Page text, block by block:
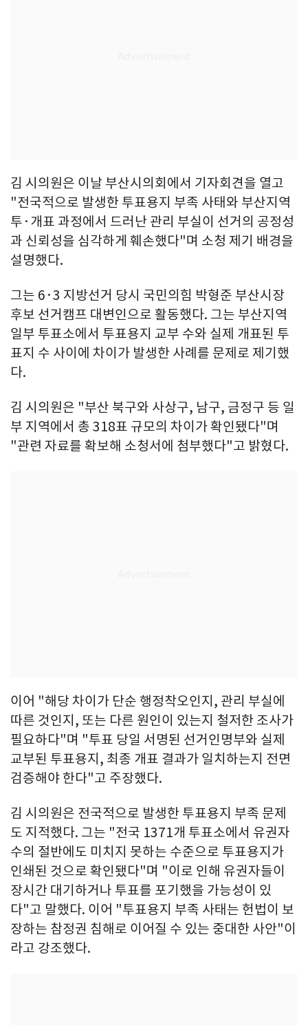
김 시의원은 이날 부산시의회에서 기자회견을 열고
"전국적으로 발생한 투표용지 부족 사태와 부산지역
투·개표 과정에서 드러난 관리 부실이 선거의 공정성
과 신뢰성을 심각하게 훼손했다"며 소청 제기 배경을
설명했다.
그는 6·3 지방선거 당시 국민의힘 박형준 부산시장
후보 선거캠프 대변인으로 활동했다. 그는 부산지역
일부 투표소에서 투표용지 교부 수와 실제 개표된 투
표지 수 사이에 차이가 발생한 사례를 문제로 제기했
다.
김 시의원은 "부산 북구와 사상구, 남구, 금정구 등 일
부 지역에서 총 318표 규모의 차이가 확인됐다"며
"관련 자료를 확보해 소청서에 첨부했다"고 밝혔다.
이어 "해당 차이가 단순 행정착오인지, 관리 부실에
따른 것인지, 또는 다른 원인이 있는지 철저한 조사가
필요하다"며 "투표 당일 서명된 선거인명부와 실제
교부된 투표용지, 최종 개표 결과가 일치하는지 전면
검증해야 한다"고 주장했다.
김 시의원은 전국적으로 발생한 투표용지 부족 문제
도 지적했다. 그는 "전국 1371개 투표소에서 유권자
수의 절반에도 미치지 못하는 수준으로 투표용지가
인쇄된 것으로 확인됐다"며 "이로 인해 유권자들이
장시간 대기하거나 투표를 포기했을 가능성이 있
다"고 말했다. 이어 "투표용지 부족 사태는 헌법이 보
장하는 참정권 침해로 이어질 수 있는 중대한 사안"이
라고 강조했다.